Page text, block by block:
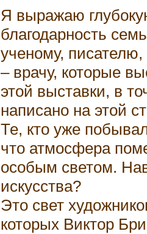
Я выражаю
благодарность
ученому, писателю,
– врачу, которые
этой выставки, в
написано на этой
Те, кто уже
что атмосфера
особым светом.
искусства?
Это свет
которых Виктор